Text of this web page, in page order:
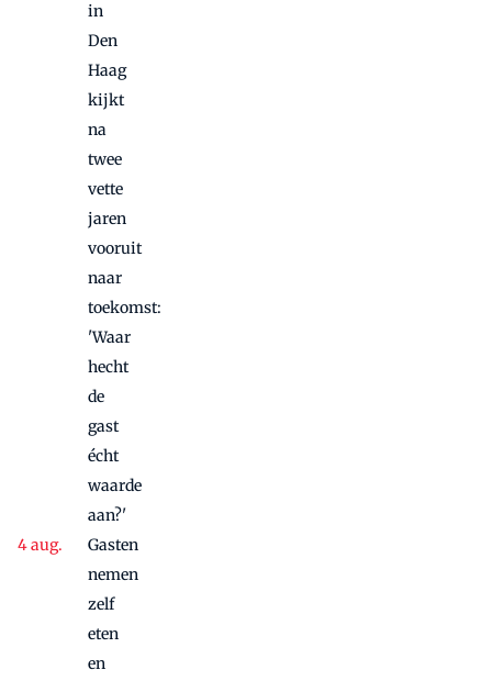
in
Den
Haag
kijkt
na
twee
vette
jaren
vooruit
naar
toekomst:
'Waar
hecht
de
gast
écht
waarde
aan?'
Gasten
nemen
zelf
eten
en